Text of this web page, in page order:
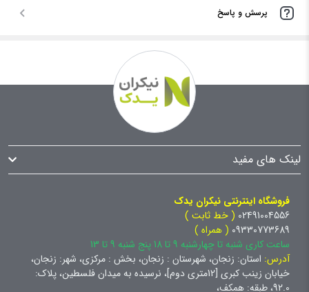
پرسش و پاسخ
لینک های مفید
فروشگاه اینترنتی نیکران یدک
02491004556 ( خط ثابت )
09330773689 ( همراه )
ساعت کاری شنبه تا چهارشنبه 9 تا 18 پنج شنبه 9 تا 13
آدرس: استان: زنجان، شهرستان : زنجان، بخش : مرکزی، شهر: زنجان،
خیابان زینب کبری [12متری دوم]، نرسیده به میدان فلسطین، پلاک:
92.0، طبقه: همکف،